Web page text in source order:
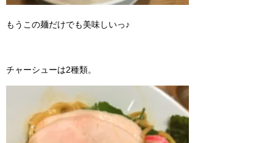
もうこの麺だけでも美味しいっ♪
チャーシューは2種類。